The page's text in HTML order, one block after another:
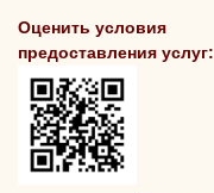
Оценить условия
предоставления услуг: